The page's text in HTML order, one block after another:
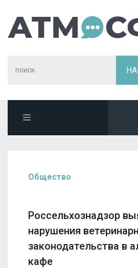
Общество
Россельхознадзор
нарушения
законодательства в
кафе